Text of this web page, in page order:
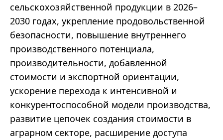
сельскохозяйственной продукции в 2026–
2030 годах, укрепление продовольственной
безопасности, повышение внутреннего
производственного потенциала,
производительности, добавленной
стоимости и экспортной ориентации,
ускорение перехода к интенсивной и
конкурентоспособной модели производства,
развитие цепочек создания стоимости в
аграрном секторе, расширение доступа